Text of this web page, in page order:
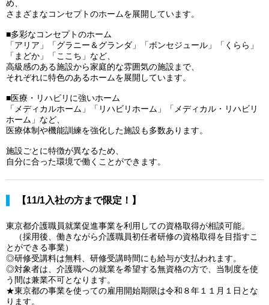
め、
さまざまなコンセプトのホームを展開しています。
■多彩なコンセプトのホーム
「アリア」「グラニー＆グランダ」「ボンセジュール」「くらら」
「まどか」「ここち」など、
高級感のある施設から家庭的な雰囲気の施設まで、
それぞれに特色のあるホームを展開しています。
■医療・リハビリに強いホーム
「メディカルホーム」「リハビリホーム」「メディカル・リハビリ
ホーム」など、
医療体制や機能訓練を強化した施設も多数あります。
施設ごとに特徴が異なるため、
自分に合った環境で働くことができます。
【11/1入社の方まで限定！】
東京都介護職員就業促進事業を利用しての資格取得が相談可能。
（採用後、働きながら介護職員初任者研修の資格取得を目指すこ
とができる事業）
◎研修受講料は無料、研修受講時間にも給与が支払われます。
◎対象者は、介護職への就業を希望する無資格の方で、当制度を使
う間は兼業不可となります。
★東京都の事業を使っての雇用開始期限は令和８年１１月１日とな
ります。